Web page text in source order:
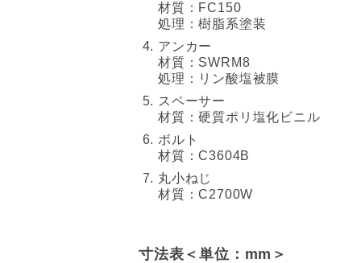
材質：FC150
処理：樹脂系塗装
アンカー
材質：SWRM8
処理：リン酸塩被膜
スペーサー
材質：硬質ポリ塩化ビニル
ボルト
材質：C3604B
丸小ねじ
材質：C2700W
寸法表＜単位：mm＞